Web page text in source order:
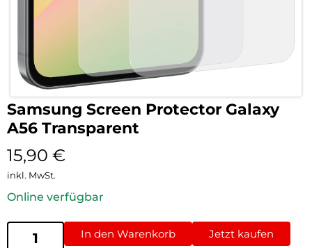
Samsung Screen Protector Galaxy
A56 Transparent
15,90 €
inkl. MwSt.
Online verfügbar
In den Warenkorb Jetzt kaufen